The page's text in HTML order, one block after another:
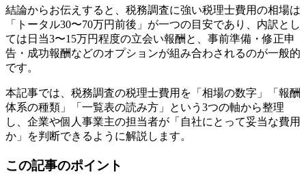
結論からお伝えすると、税務調査に強い税理士費用の相場は
「トータル30〜70万円前後」が一つの目安であり、内訳とし
ては日当3〜15万円程度の立会い報酬と、事前準備・修正申
告・成功報酬などのオプションが組み合わされるのが一般的
です。
本記事では、税務調査の税理士費用を「相場の数字」「報酬
体系の種類」「一覧表の読み方」という3つの軸から整理
し、企業や個人事業主の担当者が「自社にとって妥当な費用
か」を判断できるように解説します。
この記事のポイント